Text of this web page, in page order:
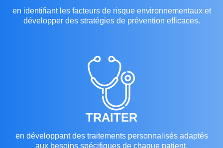
en identifiant les facteurs de risque environnementaux et
développer des stratégies de prévention efficaces.
TRAITER
en développant des traitements personnalisés adaptés
aux besoins spécifiques de chaque patient.